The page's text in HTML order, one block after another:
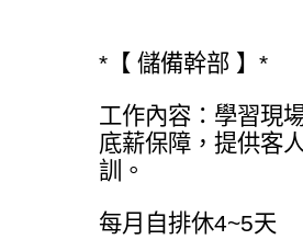
*【 儲備幹部 】*
工作內容：學習現
底薪保障，提供客
訓。
每月自排休4~5天